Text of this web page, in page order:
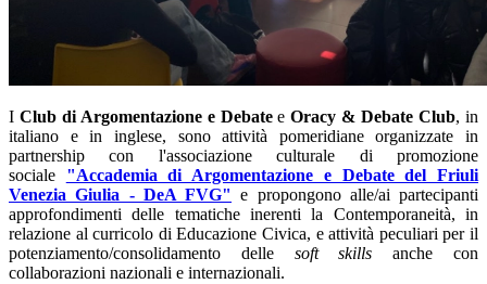
I Club di Argomentazione e DebateeOracy & Debate Club, in
italiano e in inglese, sono attività pomeridiane organizzate in
partnership con l'associazione culturale di promozione
sociale
"Accademia di Argomentazione e Debate del Friuli
Venezia Giulia - DeA FVG" e propongono alle/ai partecipanti
approfondimenti delle tematiche inerenti la Contemporaneità, in
relazione al curricolo di Educazione Civica, e attività peculiari per il
potenziamento/consolidamento delle soft skills anche con
collaborazioni nazionali e internazionali.